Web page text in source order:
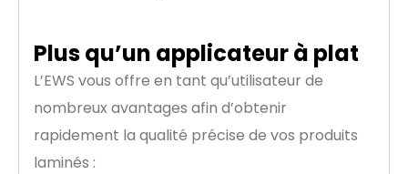
Plus qu’un applicateur à plat
L’EWS vous offre en tant qu’utilisateur de
nombreux avantages afin d’obtenir
rapidement la qualité précise de vos produits
laminés :